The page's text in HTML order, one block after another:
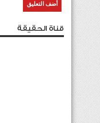
قناة الحقيقة